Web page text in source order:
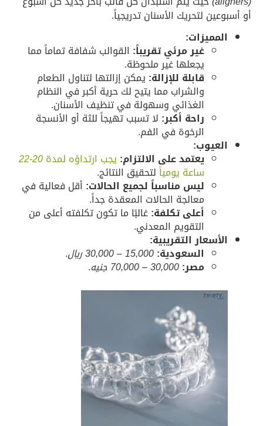
لتحريك الأسنان تدريجياً.
غير مرئي تقريباً:القوالب شفافة تماماً مما
يجعلها غير ملحوظة.
قابلة للإزالة:يمكن إزالتها لتناول الطعام
والشراب مما يتيح لك حرية أكبر في النظام
الغذائي وسهولة في تنظيف الأسنان.
راحة أكبر:لا تسبب تهيجاً للثة أو الأنسجة
الرخوة في الفم.
يعتمد على الالتزام: يجب ارتداؤه لمدة20-22
ساعة يومياًلتحقيق النتائج.
ليس مناسباً لجميع الحالات: أقل فعالية في
معالجة الحالات المعقدة جداً.
أعلى تكلفة:غالبًا ما تكون تكلفته أعلى من
التقويم المعدني.
التقريبية:
السعودية:15,000 – 30,000 ريال .
30,000 – 70,000 جنيه .